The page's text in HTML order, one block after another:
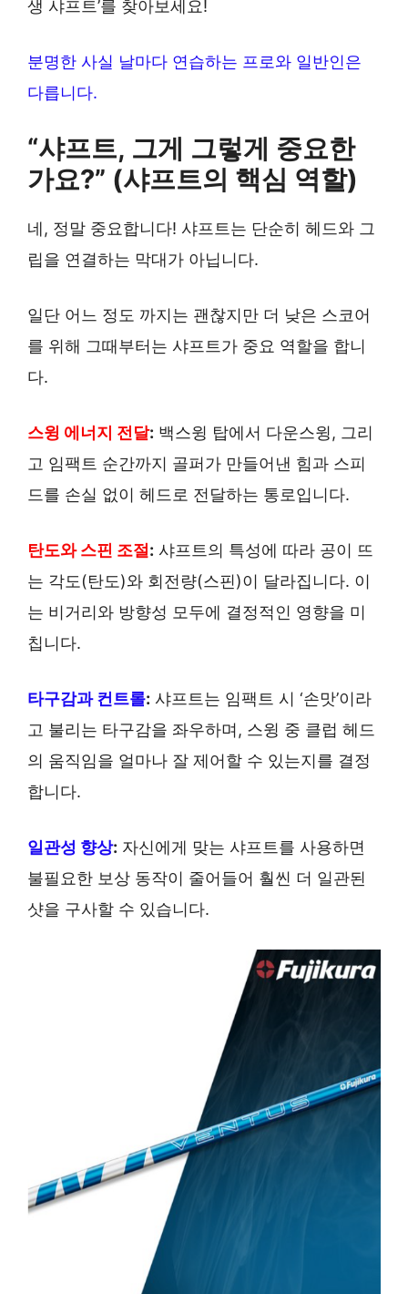
생 샤프트’를 찾아보세요!
분명한 사실 날마다 연습하는 프로와 일반인은
다릅니다.
“샤프트, 그게 그렇게 중요한
가요?” (샤프트의 핵심 역할)
네, 정말 중요합니다! 샤프트는 단순히 헤드와 그
립을 연결하는 막대가 아닙니다.
일단 어느 정도 까지는 괜찮지만 더 낮은 스코어
를 위해 그때부터는 샤프트가 중요 역할을 합니
다.
스윙 에너지 전달: 백스윙 탑에서 다운스윙, 그리
고 임팩트 순간까지 골퍼가 만들어낸 힘과 스피
드를 손실 없이 헤드로 전달하는 통로입니다.
탄도와 스핀 조절: 샤프트의 특성에 따라 공이 뜨
는 각도(탄도)와 회전량(스핀)이 달라집니다. 이
는 비거리와 방향성 모두에 결정적인 영향을 미
칩니다.
타구감과 컨트롤: 샤프트는 임팩트 시 ‘손맛’이라
고 불리는 타구감을 좌우하며, 스윙 중 클럽 헤드
의 움직임을 얼마나 잘 제어할 수 있는지를 결정
합니다.
일관성 향상: 자신에게 맞는 샤프트를 사용하면
불필요한 보상 동작이 줄어들어 훨씬 더 일관된
샷을 구사할 수 있습니다.